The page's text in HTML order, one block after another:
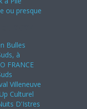
ou presque
Bulles
à
FRANCE
Villeneuve
Culturel
D'Istres